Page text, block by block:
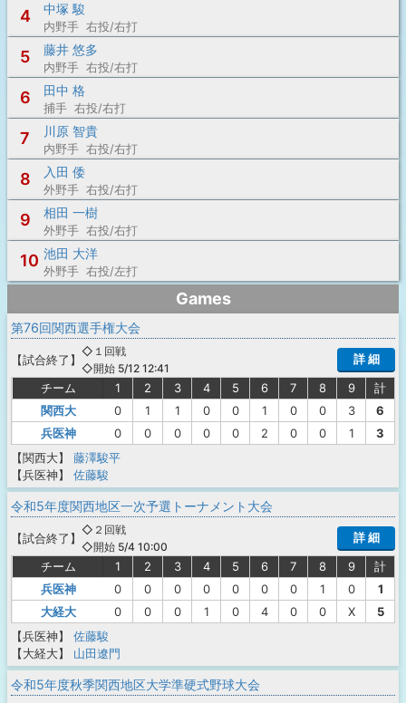
4 中塚 駿
内野手 右投/右打
5 藤井 悠多
内野手 右投/右打
6 田中 格
捕手 右投/右打
7 川原 智貴
内野手 右投/右打
8 入田 倭
外野手 右投/右打
9 相田 一樹
外野手 右投/右打
10 池田 大洋
外野手 右投/左打
Games
第76回関西選手権大会
【試合終了 】
◇１回戦
◇開始 5/12 12:41
詳 細
チーム 1 2 3 4 5 6 7 8 9
計
関西大
0 1 1 0 0 1 0 0 3
6
兵医神
0 0 0 0 0 2 0 0 1
3
【関西大】
藤澤駿平
【兵医神】
佐藤駿
令和5年度関西地区一次予選トーナメント大会
【試合終了 】
◇２回戦
◇開始 5/4 10:00
詳 細
チーム 1 2 3 4 5 6 7 8 9
計
兵医神
0 0 0 0 0 0 0 1 0
1
大経大
0 0 0 1 0 4 0 0 X
5
【兵医神】
佐藤駿
【大経大】
山田遼門
令和5年度秋季関西地区大学準硬式野球大会